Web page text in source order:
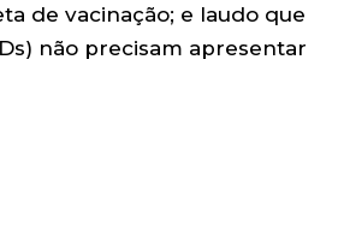
de vacinação; e laudo que
não precisam apresentar